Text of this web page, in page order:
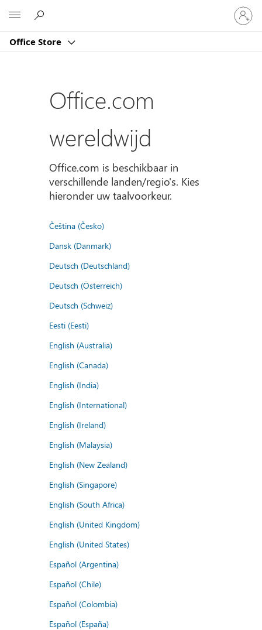
Office Store
Meld
je
aan
je
Office.com
wereldwijd
Office.com is beschikbaar in
verschillende landen/regio's. Kies
hieronder uw taalvoorkeur.
Čeština (Česko)
Dansk (Danmark)
Deutsch (Deutschland)
Deutsch (Österreich)
Deutsch (Schweiz)
Eesti (Eesti)
English (Australia)
English (Canada)
English (India)
English (International)
English (Ireland)
English (Malaysia)
English (New Zealand)
English (Singapore)
English (South Africa)
English (United Kingdom)
English (United States)
Español (Argentina)
Español (Chile)
Español (Colombia)
Español (España)